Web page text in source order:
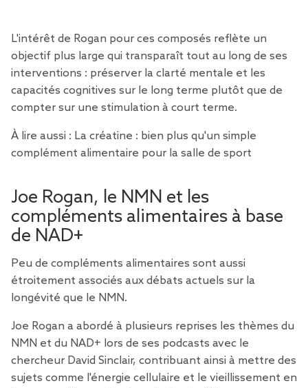
L'intérêt de Rogan pour ces composés reflète un
objectif plus large qui transparaît tout au long de ses
interventions : préserver la clarté mentale et les
capacités cognitives sur le long terme plutôt que de
compter sur une stimulation à court terme.
À lire aussi : La créatine : bien plus qu'un simple
complément alimentaire pour la salle de sport
Joe Rogan, le NMN et les
compléments alimentaires à base
de NAD+
Peu de compléments alimentaires sont aussi
étroitement associés aux débats actuels sur la
longévité que le NMN.
Joe Rogan a abordé à plusieurs reprises les thèmes du
NMN et du NAD+ lors de ses podcasts avec le
chercheur David Sinclair, contribuant ainsi à mettre des
sujets comme l'énergie cellulaire et le vieillissement en